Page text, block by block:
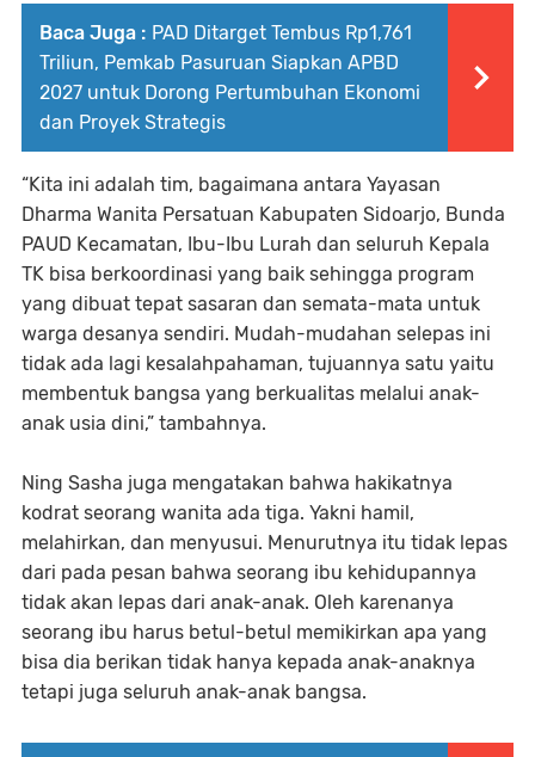
Baca Juga : PAD Ditarget Tembus Rp1,761
Triliun, Pemkab Pasuruan Siapkan APBD
2027 untuk Dorong Pertumbuhan Ekonomi
dan Proyek Strategis
“Kita ini adalah tim, bagaimana antara Yayasan
Dharma Wanita Persatuan Kabupaten Sidoarjo, Bunda
PAUD Kecamatan, Ibu-Ibu Lurah dan seluruh Kepala
TK bisa berkoordinasi yang baik sehingga program
yang dibuat tepat sasaran dan semata-mata untuk
warga desanya sendiri. Mudah-mudahan selepas ini
tidak ada lagi kesalahpahaman, tujuannya satu yaitu
membentuk bangsa yang berkualitas melalui anak-
anak usia dini,” tambahnya.
Ning Sasha juga mengatakan bahwa hakikatnya
kodrat seorang wanita ada tiga. Yakni hamil,
melahirkan, dan menyusui. Menurutnya itu tidak lepas
dari pada pesan bahwa seorang ibu kehidupannya
tidak akan lepas dari anak-anak. Oleh karenanya
seorang ibu harus betul-betul memikirkan apa yang
bisa dia berikan tidak hanya kepada anak-anaknya
tetapi juga seluruh anak-anak bangsa.